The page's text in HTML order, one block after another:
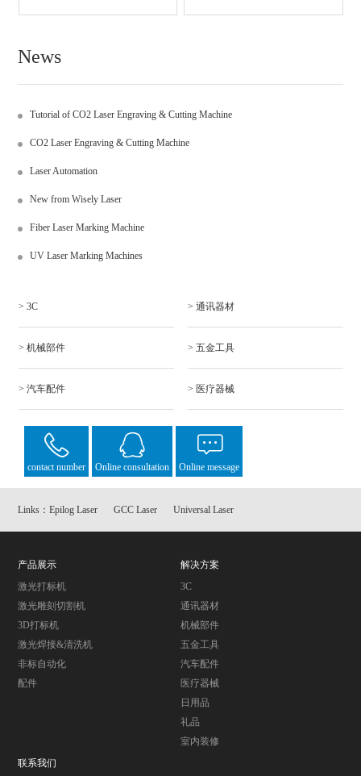
News
Tutorial of CO2 Laser Engraving & Cutting Machine
CO2 Laser Engraving & Cutting Machine
Laser Automation
New from Wisely Laser
Fiber Laser Marking Machine
UV Laser Marking Machines
> 3C > 通讯器材
> 机械部件 > 五金工具
> 汽车配件 > 医疗器械
contact number Online consultation Online message
Links：Epilog Laser GCC Laser Universal Laser
产品展示
激光打标机
激光雕刻切割机
3D打标机
激光焊接&清洗机
非标自动化
配件
解决方案
3C
通讯器材
机械部件
五金工具
汽车配件
医疗器械
日用品
礼品
室内装修
联系我们